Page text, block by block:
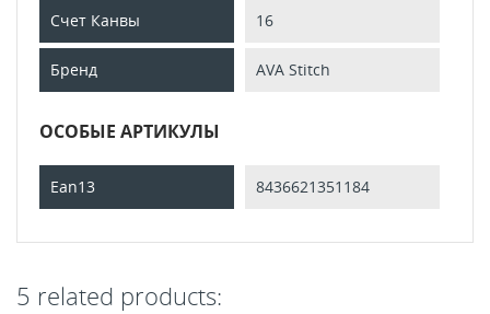
Счет Канвы 16
Бренд AVA Stitch
ОСОБЫЕ АРТИКУЛЫ
Ean13 8436621351184
5 related products: